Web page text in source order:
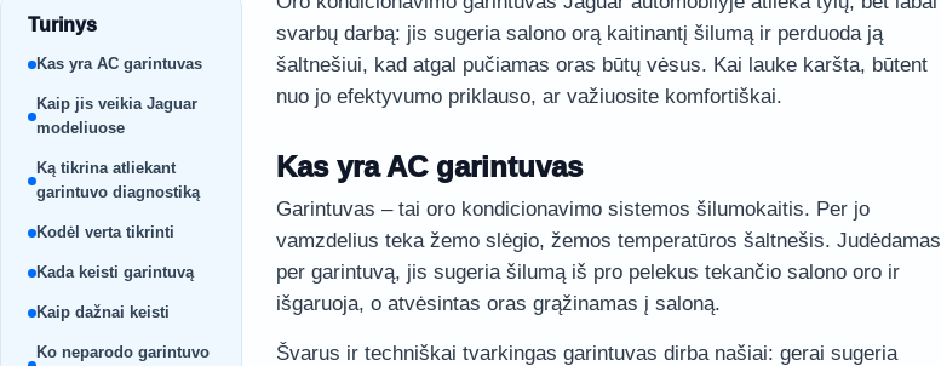
Turinys
Kas yra AC garintuvas
Kaip jis veikia Jaguar
modeliuose
Ką tikrina atliekant
garintuvo diagnostiką
Kodėl verta tikrinti
Kada keisti garintuvą
Kaip dažnai keisti
Ko neparodo garintuvo
svarbų darbą: jis sugeria salono orą kaitinantį šilumą ir perduoda ją
šaltnešiui, kad atgal pučiamas oras būtų vėsus. Kai lauke karšta, būtent
nuo jo efektyvumo priklauso, ar važiuosite komfortiškai.
Kas yra AC garintuvas
Garintuvas – tai oro kondicionavimo sistemos šilumokaitis. Per jo
vamzdelius teka žemo slėgio, žemos temperatūros šaltnešis. Judėdamas
per garintuvą, jis sugeria šilumą iš pro pelekus tekančio salono oro ir
išgaruoja, o atvėsintas oras grąžinamas į saloną.
Švarus ir techniškai tvarkingas garintuvas dirba našiai: gerai sugeria